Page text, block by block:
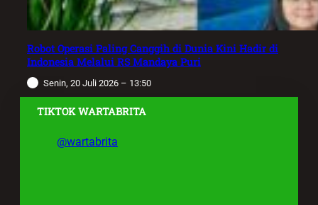
Robot Operasi Paling Canggih di Dunia Kini Hadir di
Indonesia Melalui RS Mandaya Puri
Senin, 20 Juli 2026 – 13:50
TIKTOK WARTABRITA
@wartabrita